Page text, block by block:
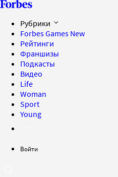
Рубрики
Forbes Games New
Рейтинги
Франшизы
Подкасты
Видео
Life
Woman
Sport
Young
Войти